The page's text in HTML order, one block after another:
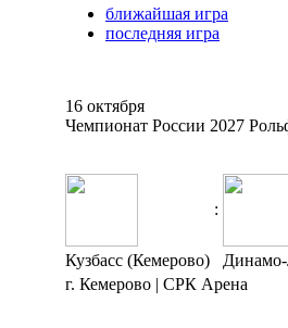
ближайшая игра
последняя игра
16 октября
Чемпионат России 2027
:
Кузбасс (Кемерово)
г. Кемерово | СРК Арена